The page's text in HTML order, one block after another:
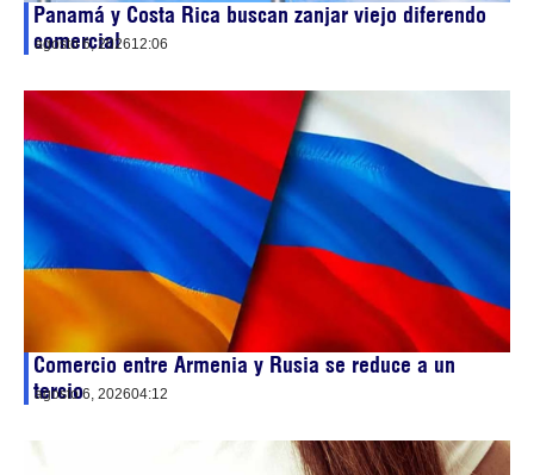
Panamá y Costa Rica buscan zanjar viejo diferendo
comercial
agosto 6, 202612:06
Comercio entre Armenia y Rusia se reduce a un
tercio
agosto 6, 202604:12